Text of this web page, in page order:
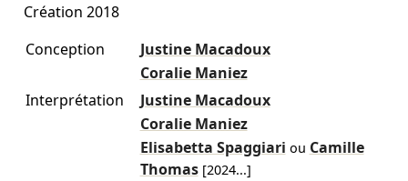
Création 2018
Conception
Justine Macadoux
Coralie Maniez
Interprétation
Justine Macadoux
Coralie Maniez
Elisabetta Spaggiari ou Camille
Thomas [2024...]